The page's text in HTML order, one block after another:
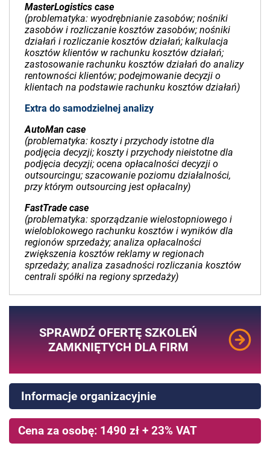
MasterLogistics case
(problematyka: wyodrębnianie zasobów; nośniki
zasobów i rozliczanie kosztów zasobów; nośniki
działań i rozliczanie kosztów działań; kalkulacja
kosztów klientów w rachunku kosztów działań;
zastosowanie rachunku kosztów działań do analizy
rentowności klientów; podejmowanie decyzji o
klientach na podstawie rachunku kosztów działań)
Extra do samodzielnej analizy
AutoMan case
(problematyka: koszty i przychody istotne dla
podjęcia decyzji; koszty i przychody nieistotne dla
podjęcia decyzji; ocena opłacalności decyzji o
outsourcingu; szacowanie poziomu działalności,
przy którym outsourcing jest opłacalny)
FastTrade case
(problematyka: sporządzanie wielostopniowego i
wieloblokowego rachunku kosztów i wyników dla
regionów sprzedaży; analiza opłacalności
zwiększenia kosztów reklamy w regionach
sprzedaży; analiza zasadności rozliczania kosztów
centrali spółki na regiony sprzedaży)
SPRAWDŹ OFERTĘ SZKOLEŃ
ZAMKNIĘTYCH DLA FIRM
Informacje organizacyjnie
Cena za osobę: 1490 zł + 23% VAT